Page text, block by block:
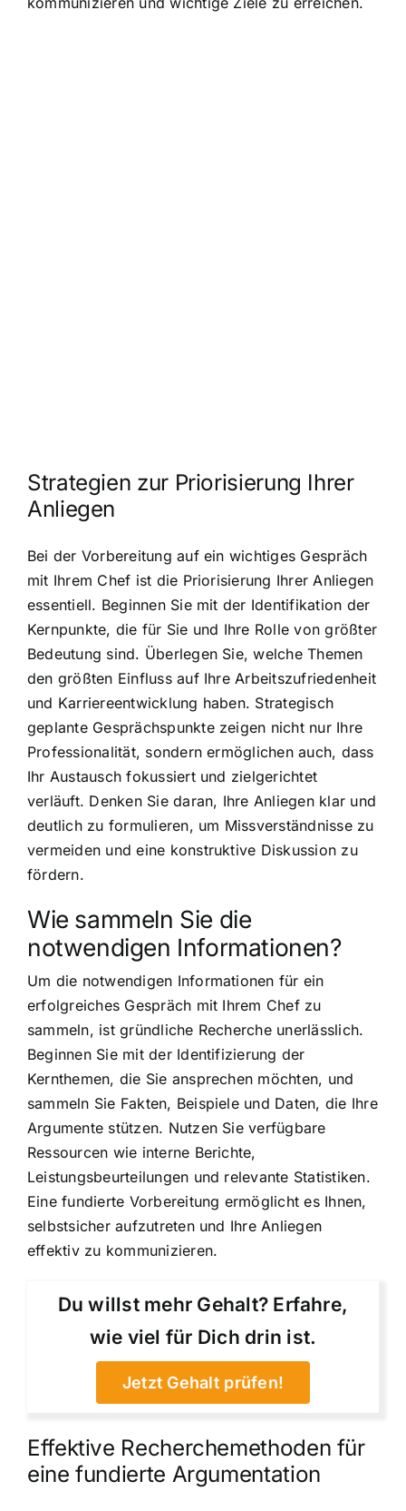
Strategien zur Priorisierung Ihrer
Anliegen
Bei der Vorbereitung auf ein wichtiges Gespräch
mit Ihrem Chef ist die Priorisierung Ihrer Anliegen
essentiell. Beginnen Sie mit der Identifikation der
Kernpunkte, die für Sie und Ihre Rolle von größter
Bedeutung sind. Überlegen Sie, welche Themen
den größten Einfluss auf Ihre Arbeitszufriedenheit
und Karriereentwicklung haben. Strategisch
geplante Gesprächspunkte zeigen nicht nur Ihre
Professionalität, sondern ermöglichen auch, dass
Ihr Austausch fokussiert und zielgerichtet
verläuft. Denken Sie daran, Ihre Anliegen klar und
deutlich zu formulieren, um Missverständnisse zu
vermeiden und eine konstruktive Diskussion zu
fördern.
Wie sammeln Sie die
notwendigen Informationen?
Um die notwendigen Informationen für ein
erfolgreiches Gespräch mit Ihrem Chef zu
sammeln, ist gründliche Recherche unerlässlich.
Beginnen Sie mit der Identifizierung der
Kernthemen, die Sie ansprechen möchten, und
sammeln Sie Fakten, Beispiele und Daten, die Ihre
Argumente stützen. Nutzen Sie verfügbare
Ressourcen wie interne Berichte,
Leistungsbeurteilungen und relevante Statistiken.
Eine fundierte Vorbereitung ermöglicht es Ihnen,
selbstsicher aufzutreten und Ihre Anliegen
effektiv zu kommunizieren.
Du willst mehr Gehalt? Erfahre,
wie viel für Dich drin ist.
Jetzt Gehalt prüfen!
Effektive Recherchemethoden für
eine fundierte Argumentation